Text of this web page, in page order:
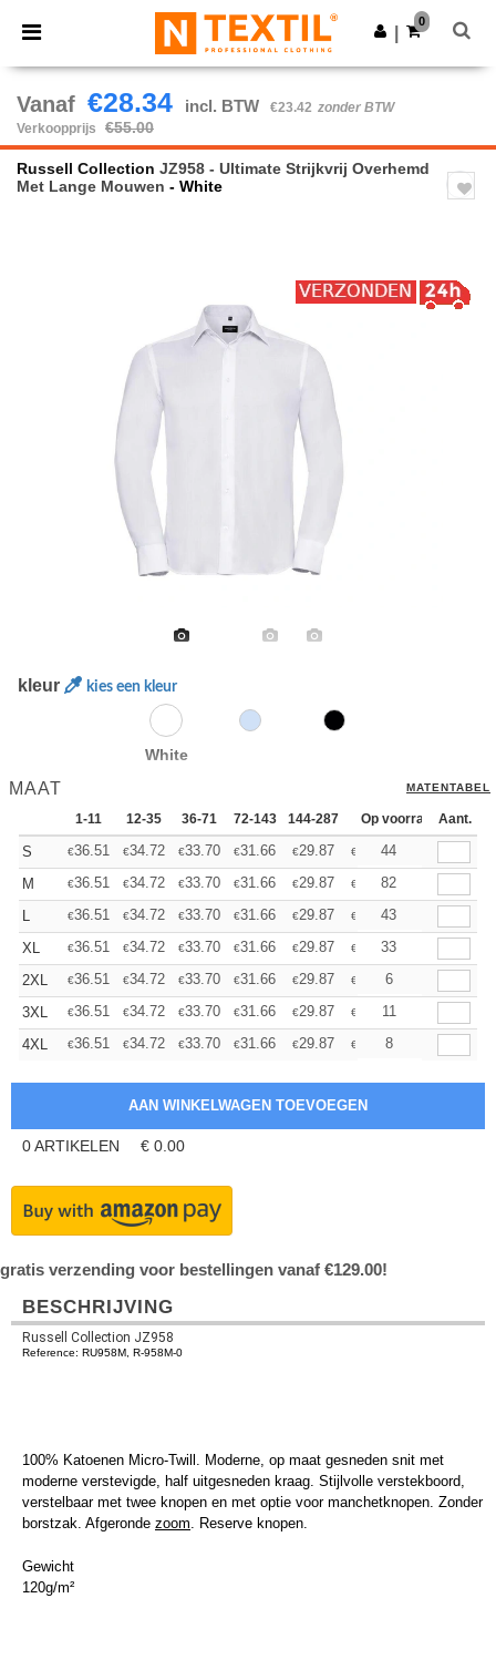
× Ntextil-app
Betere prijzen in de app!
Download app
0
Vanaf €28.34 incl. BTW €23.42 zonder BTW
Verkoopprijs
€55.00
Russell Collection JZ958 - Ultimate Strijkvrij Overhemd
Met Lange Mouwen - White
kleur kies een kleur
White
MAAT MATENTABEL
1-11 12-35 36-71 72-143 144-287 288 + Meer
Op voorraadAant.
S €36.51 €34.72 €33.70 €31.66 €29.87 € 28.34
44
M
€36.51 €34.72 €33.70 €31.66 €29.87 € 28.34
82
L
€36.51 €34.72 €33.70 €31.66 €29.87 € 28.34
43
XL
€36.51 €34.72 €33.70 €31.66 €29.87 € 28.34
33
2XL
€36.51 €34.72 €33.70 €31.66 €29.87 € 28.34
6
3XL
€36.51 €34.72 €33.70 €31.66 €29.87 € 28.34
11
4XL
€36.51 €34.72 €33.70 €31.66 €29.87 € 28.34
8
0ARTIKELEN € 0.00
gratis verzending voor bestellingen vanaf €129.00!
BESCHRIJVING
Russell Collection JZ958
Reference: RU958M, R-958M-0
100% Katoenen Micro-Twill. Moderne, op maat gesneden snit met
moderne verstevigde, half uitgesneden kraag. Stijlvolle verstekboord,
verstelbaar met twee knopen en met optie voor manchetknopen. Zonder
borstzak. Afgeronde zoom. Reserve knopen.
Gewicht
120g/m²